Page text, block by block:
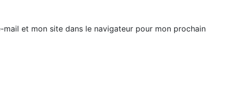
mail et mon site dans le navigateur pour mon prochain